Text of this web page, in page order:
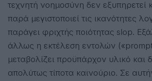
τεχνητή νοημοσύνη δεν
παρά μεγιστοποιεί τις ικανότητες
παράγει φριχτής ποιότητας slop.
άλλως η εκτέλεση εντολών
μεταβολίζει προϋπάρχον υλικό και
απολύτως τίποτα καινούριο. Σε